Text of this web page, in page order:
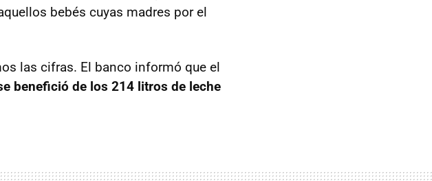
bebés cuyas madres por el
las cifras. El banco informó que el
benefició de los 214 litros de leche